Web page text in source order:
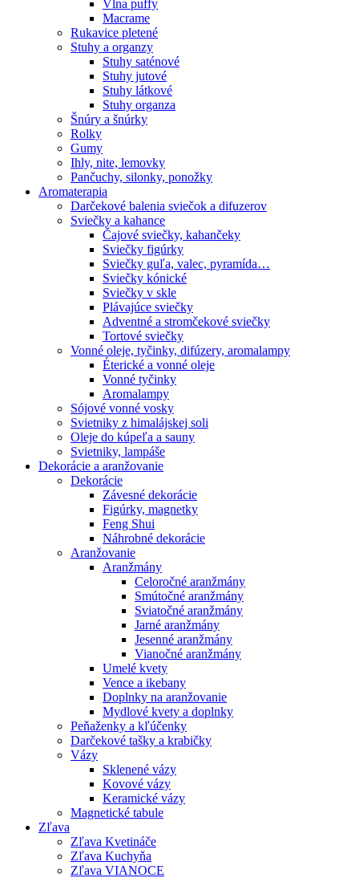
Vlna puffy
Macrame
Rukavice pletené
Stuhy a organzy
Stuhy saténové
Stuhy jutové
Stuhy látkové
Stuhy organza
Šnúry a šnúrky
Rolky
Gumy
Ihly, nite, lemovky
Pančuchy, silonky, ponožky
Aromaterapia
Darčekové balenia sviečok a difuzerov
Sviečky a kahance
Čajové sviečky, kahančeky
Sviečky figúrky
Sviečky guľa, valec, pyramída…
Sviečky kónické
Sviečky v skle
Plávajúce sviečky
Adventné a stromčekové sviečky
Tortové sviečky
Vonné oleje, tyčinky, difúzery, aromalampy
Éterické a vonné oleje
Vonné tyčinky
Aromalampy
Sójové vonné vosky
Svietniky z himalájskej soli
Oleje do kúpeľa a sauny
Svietniky, lampáše
Dekorácie a aranžovanie
Dekorácie
Závesné dekorácie
Figúrky, magnetky
Feng Shui
Náhrobné dekorácie
Aranžovanie
Aranžmány
Celoročné aranžmány
Smútočné aranžmány
Sviatočné aranžmány
Jarné aranžmány
Jesenné aranžmány
Vianočné aranžmány
Umelé kvety
Vence a ikebany
Doplnky na aranžovanie
Mydlové kvety a doplnky
Peňaženky a kľúčenky
Darčekové tašky a krabičky
Vázy
Sklenené vázy
Kovové vázy
Keramické vázy
Magnetické tabule
Zľava
Zľava Kvetináče
Zľava Kuchyňa
Zľava VIANOCE